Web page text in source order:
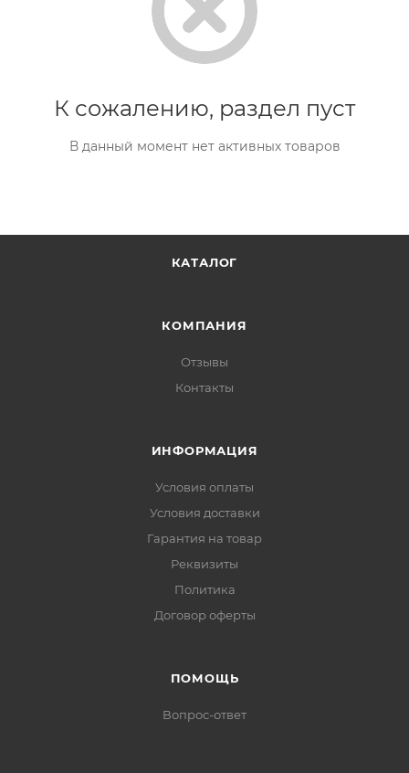
К сожалению, раздел пуст
В данный момент нет активных товаров
КАТАЛОГ
КОМПАНИЯ
Отзывы
Контакты
ИНФОРМАЦИЯ
Условия оплаты
Условия доставки
Гарантия на товар
Реквизиты
Политика
Договор оферты
ПОМОЩЬ
Вопрос-ответ